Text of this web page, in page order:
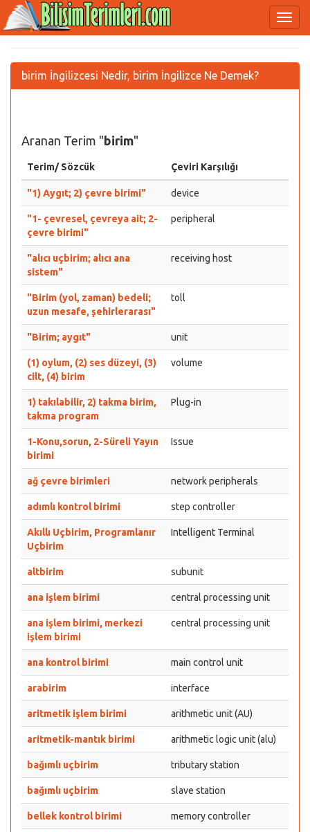
birim İngilizcesi Nedir, birim İngilizce Ne Demek?
Aranan Terim " birim"
Terim/ Sözcük Çeviri Karşılığı
"1) Aygıt; 2) çevre birimi" device
"1- çevresel, çevreya ait; 2-
çevre birimi"
peripheral
"alıcı uçbirim; alıcı ana
sistem"
receiving host
"Birim (yol, zaman) bedeli;
uzun mesafe, şehirlerarası"
toll
"Birim; aygıt" unit
(1) oylum, (2) ses düzeyi, (3)
cilt, (4) birim
volume
1) takılabilir, 2) takma birim,
takma program
Plug-in
1-Konu,sorun, 2-Süreli Yayın
birimi
Issue
ağ çevre birimleri network peripherals
adımlı kontrol birimi step controller
Akıllı Uçbirim, Programlanır
Uçbirim
Intelligent Terminal
altbirim subunit
ana işlem birimi central processing unit
ana işlem birimi, merkezi
işlem birimi
central processing unit
ana kontrol birimi main control unit
arabirim interface
aritmetik işlem birimi arithmetic unit (AU)
aritmetik-mantık birimi arithmetic logic unit (alu)
bağımlı uçbirim tributary station
bağımlı uçbirim slave station
bellek kontrol birimi memory controller